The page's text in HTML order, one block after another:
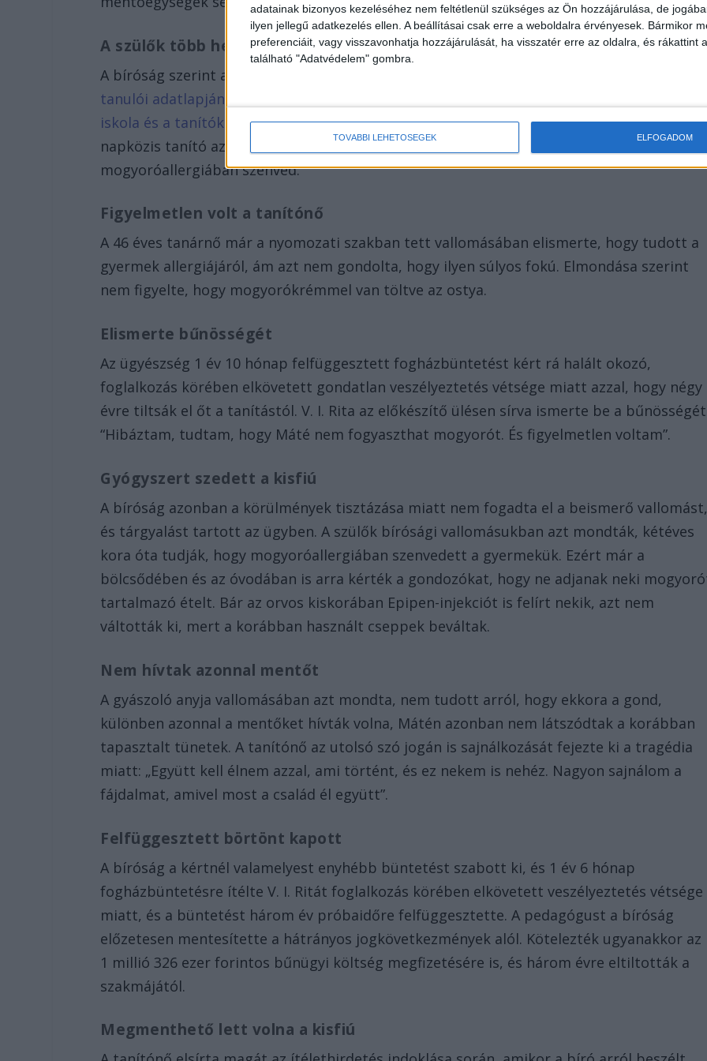
adatainak bizonyos kezeléséhez nem feltétlenül szükséges az Ön hozzájárulása, de
ilyen jellegű adatkezelés ellen. A beállításai csak erre a weboldalra érvényesek. Bármikor
preferenciáit, vagy visszavonhatja hozzájárulását, ha visszatér erre az oldalra, és rákattint
található "Adatvédelem" gombra.
TOVÁBBI LEHETŐSÉGEK ELFOGADOM
A szülők több helyen jelezték a kisfiú érzékenységét
A bíróság szerint a tanító tudott a gyermek allergiájáról, mivel
tanulói adatlapján, a szülőknek szóló kérdőíven, valamint az üzenőfüzetben is jelezték az
iskola és a tanítók felé.Álláspontjuk szerint a tragédia azért következett be, mert a
napközis tanító az édességek kiosztásakor nem vette figyelembe azt, hogy a gyerek
mogyoróallergiában szenved.
Figyelmetlen volt a tanítónő
A 46 éves tanárnő már a nyomozati szakban tett vallomásában elismerte, hogy tudott a
gyermek allergiájáról, ám azt nem gondolta, hogy ilyen súlyos fokú. Elmondása szerint
nem figyelte, hogy mogyorókrémmel van töltve az ostya.
Elismerte bűnösségét
Az ügyészség 1 év 10 hónap felfüggesztett fogházbüntetést kért rá halált okozó,
foglalkozás körében elkövetett gondatlan veszélyeztetés vétsége miatt azzal, hogy négy
évre tiltsák el őt a tanítástól. V. I. Rita az előkészítő ülésen sírva ismerte be a
“Hibáztam, tudtam, hogy Máté nem fogyaszthat mogyorót. És figyelmetlen voltam”.
Gyógyszert szedett a kisfiú
A bíróság azonban a körülmények tisztázása miatt nem fogadta el a beismerő vallomást,
és tárgyalást tartott az ügyben. A szülők bírósági vallomásukban azt mondták, kétéves
kora óta tudják, hogy mogyoróallergiában szenvedett a gyermekük. Ezért már a
bölcsődében és az óvodában is arra kérték a gondozókat, hogy ne adjanak neki
tartalmazó ételt. Bár az orvos kiskorában Epipen-injekciót is felírt nekik, azt nem
váltották ki, mert a korábban használt cseppek beváltak.
Nem hívtak azonnal mentőt
A gyászoló anyja vallomásában azt mondta, nem tudott arról, hogy ekkora a gond,
különben azonnal a mentőket hívták volna, Mátén azonban nem látszódtak a korábban
tapasztalt tünetek. A tanítónő az utolsó szó jogán is sajnálkozását fejezte ki a tragédia
miatt: „Együtt kell élnem azzal, ami történt, és ez nekem is nehéz. Nagyon sajnálom a
fájdalmat, amivel most a család él együtt”.
Felfüggesztett börtönt kapott
A bíróság a kértnél valamelyest enyhébb büntetést szabott ki, és 1 év 6 hónap
fogházbüntetésre ítélte V. I. Ritát foglalkozás körében elkövetett veszélyeztetés vétsége
miatt, és a büntetést három év próbaidőre felfüggesztette. A pedagógust a bíróság
előzetesen mentesítette a hátrányos jogkövetkezmények alól. Kötelezték ugyanakkor az
1 millió 326 ezer forintos bűnügyi költség megfizetésére is, és három évre eltiltották a
szakmájától.
Megmenthető lett volna a kisfiú